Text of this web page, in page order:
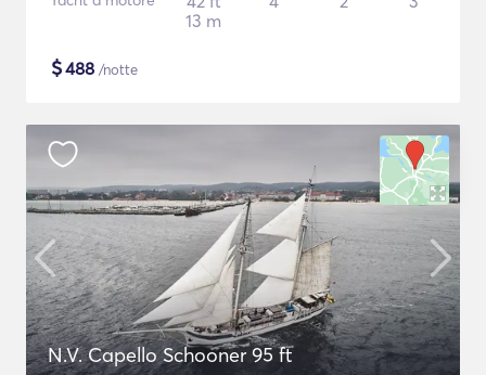
13 m
$488 /notte
N.V. Capello Schooner 95 ft